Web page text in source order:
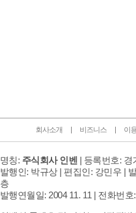
회사소개 비즈니스 이
명칭: 주식회사 인벤 | 등록번호: 경
발행인: 박규상 | 편집인: 강민우 |
층
발행연월일: 2004 11. 11 | 전화번호